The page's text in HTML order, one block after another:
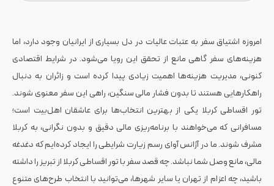
امروزه اشتیاق سفر به عتبات عالیات در دل بسیاری از ایرانیان وجود دارد، اما
هزینه‌های سفر گاهی مانع از تحقق این رویا می‌شود. در شرایط اقتصادی
کنونی، مدیریت هزینه‌ها اهمیت زیادی پیدا کرده است و زائران به دنبال
راهکارهایی هستند تا بدون فشار مالی سنگین، راهی این سفر معنوی شوند.
تور اقساطی کربلا یکی از بهترین انتخاب‌ها برای عاشقان اهل‌بیت است؛
مسافرانی که می‌خواهند با برنامه‌ریزی مالی دقیق و بدون نگرانی، به کربلا
مشرف شوند. ما در آژانس آوای رسم زیارت شرایطی را ایجاد کرده‌ایم که دغدغه
مالی، مانع وصل شما نباشد. چه قصد سفر با تور اقساطی کربلا از تبریز را داشته
باشید، چه اعزام از تهران یا سایر شهرها، می‌توانید با انتخاب طرح‌های متنوع